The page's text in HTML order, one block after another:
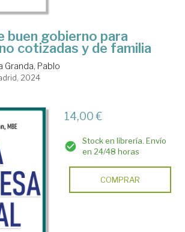
buen gobierno para
cotizadas y de familia
Granda, Pablo
2024
14,00 €
Stock en librería. Envío
en 24/48 horas
COMPRAR